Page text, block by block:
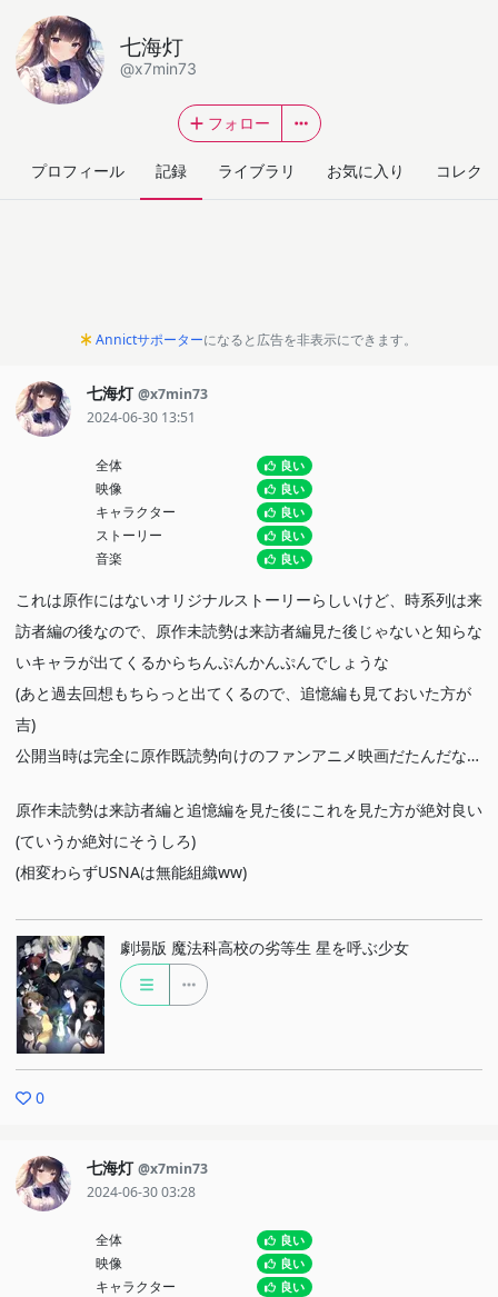
七海灯
@x7min73
フォロー
プロフィール 記録 ライブラリ お気に入り コレク
Annictサポーターになると広告を非表示にできます。
七海灯 @x7min73
2024-06-30 13:51
全体 良い
映像 良い
キャラクター 良い
ストーリー 良い
音楽 良い
これは原作にはないオリジナルストーリーらしいけど、時系列は来
訪者編の後なので、原作未読勢は来訪者編見た後じゃないと知らな
いキャラが出てくるからちんぷんかんぷんでしょうな
(あと過去回想もちらっと出てくるので、追憶編も見ておいた方が
吉)
公開当時は完全に原作既読勢向けのファンアニメ映画だたんだな…
原作未読勢は来訪者編と追憶編を見た後にこれを見た方が絶対良い
(ていうか絶対にそうしろ)
(相変わらずUSNAは無能組織ww)
劇場版 魔法科高校の劣等生 星を呼ぶ少女
0
七海灯 @x7min73
2024-06-30 03:28
全体 良い
映像 良い
キャラクター 良い